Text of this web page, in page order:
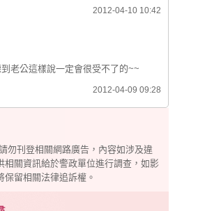
2012-04-10 10:42
老公這樣說一定會很受不了的~~
2012-04-09 09:28
勿刊登相關網路廣告，內容如涉及違
相關資訊給於警政單位進行調查，如影
保留相關法律追訴權。